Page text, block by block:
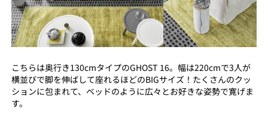
こちらは奥行き130cmタイプのGHOST 16。幅は220cmで3人が
横並びで脚を伸ばして座れるほどのBIGサイズ！たくさんのクッ
ションに包まれて、ベッドのように広々とお好きな姿勢で寛げま
す。